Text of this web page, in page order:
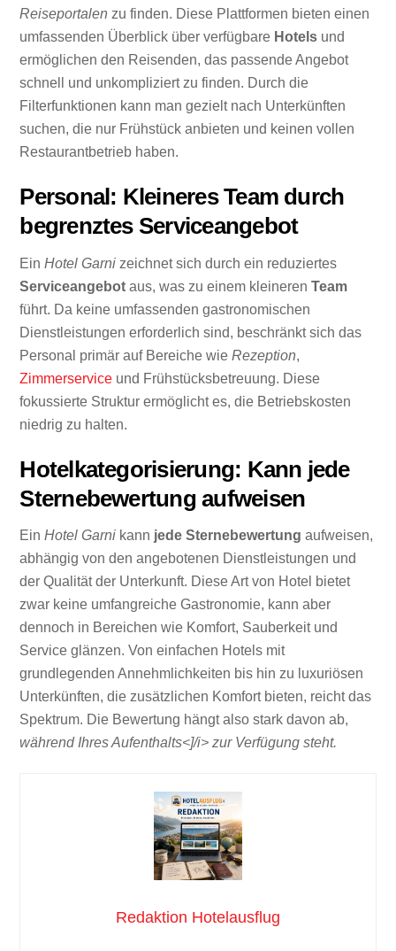
Reiseportalen zu finden. Diese Plattformen bieten einen
umfassenden Überblick über verfügbare Hotels und
ermöglichen den Reisenden, das passende Angebot
schnell und unkompliziert zu finden. Durch die
Filterfunktionen kann man gezielt nach Unterkünften
suchen, die nur Frühstück anbieten und keinen vollen
Restaurantbetrieb haben.
Personal: Kleineres Team durch
begrenztes Serviceangebot
EinHotel Garni zeichnet sich durch ein reduziertes
Serviceangebot aus, was zu einem kleinerenTeam
führt. Da keine umfassenden gastronomischen
Dienstleistungen erforderlich sind, beschränkt sich das
Personal primär auf Bereiche wieRezeption,
Zimmerservice und Frühstücksbetreuung. Diese
fokussierte Struktur ermöglicht es, die Betriebskosten
niedrig zu halten.
Hotelkategorisierung: Kann jede
Sternebewertung aufweisen
EinHotel Garni kann jede Sternebewertung aufweisen,
abhängig von den angebotenen Dienstleistungen und
der Qualität der Unterkunft. Diese Art von Hotel bietet
zwar keine umfangreiche Gastronomie, kann aber
dennoch in Bereichen wie Komfort, Sauberkeit und
Service glänzen. Von einfachen Hotels mit
grundlegenden Annehmlichkeiten bis hin zu luxuriösen
Unterkünften, die zusätzlichen Komfort bieten, reicht das
Spektrum. Die Bewertung hängt also stark davon ab,
während Ihres Aufenthalts<]/i> zur Verfügung steht.
Redaktion Hotelausflug